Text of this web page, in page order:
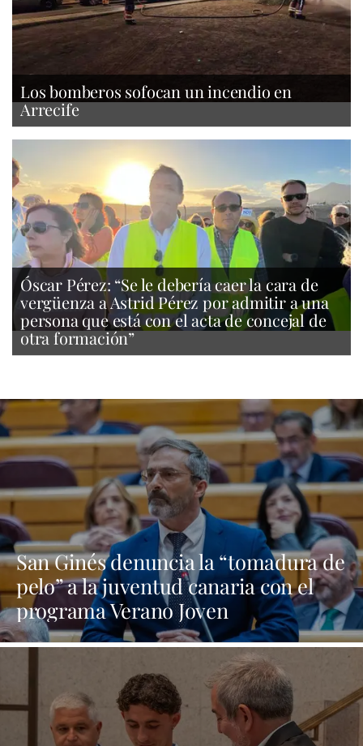
Los bomberos sofocan un incendio en
Arrecife
Óscar Pérez: “Se le debería caer la cara de
vergüenza a Astrid Pérez por admitir a una
persona que está con el acta de concejal de
otra formación”
San Ginés denuncia la “tomadura de
pelo” a la juventud canaria con el
programa Verano Joven